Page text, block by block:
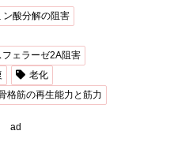
ン酸分解の阻害
ェラーゼ2A阻害
老化
格筋の再生能力と筋力
ad